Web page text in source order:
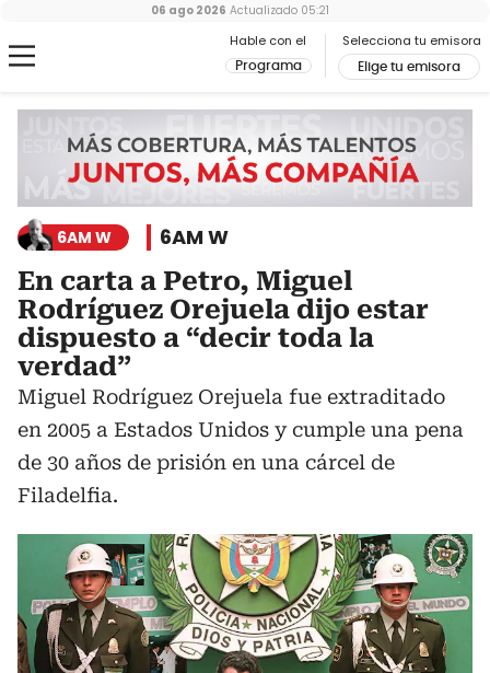
Hable con el
Programa
Selecciona tu emisora
Elige tu emisora
06 ago 2026 Actualizado 05:21
6AM W 6AM W
En carta a Petro, Miguel
Rodríguez Orejuela dijo estar
dispuesto a “decir toda la
verdad”
Miguel Rodríguez Orejuela fue extraditado
en 2005 a Estados Unidos y cumple una pena
de 30 años de prisión en una cárcel de
Filadelfia.